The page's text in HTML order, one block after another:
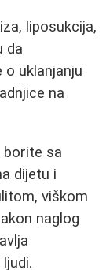
liposukcija,
da
uklanjanju
na
borite sa
dijetu i
viškom
naglog